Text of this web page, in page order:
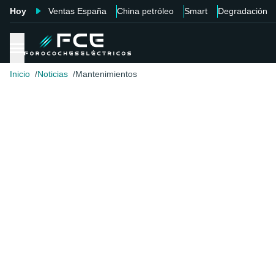
Hoy Ventas España China petróleo Smart Degradación
Inicio Noticias Mantenimientos